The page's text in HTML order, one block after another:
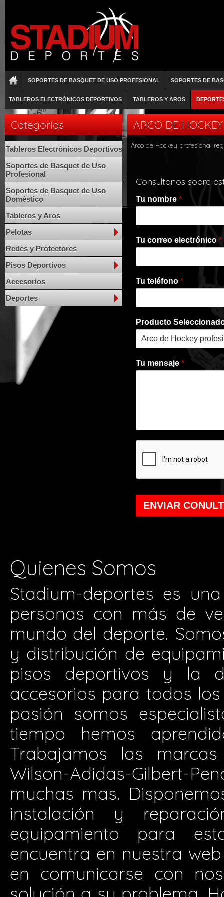
SOPORTES DE BASQUET DE USO PROFESIONAL SOPORTES DE
TABLEROS ELECTRÓNICOS DEPORTIVOS TABLEROS Y AROS
Categorías
Tableros Electrónicos Deportivos
Soportes de Basquet de Uso
Profesional
Soportes de Basquet de Uso
Doméstico
Tableros y Aros
Pelotas
Redes y Protectores
Pisos Deportivos
Accesorios
Deportes
ARCO DE
Arco de Hockey profesional
Consultanos sobre
Tu nombre *
Tu correo electrónico *
Tu teléfono *
Producto
Tu mensaje *
ENVIAR
Quienes Somos
Stadium-deportes es
personas con más de
mundo del deporte.
y distribución de
pisos deportivos y la
accesorios para todos
pasión somos
tiempo hemos
Trabajamos las
Wilson-Adidas-
muchas mas.
instalación y
equipamiento para
encuentra en nuestra
en comunicarse con